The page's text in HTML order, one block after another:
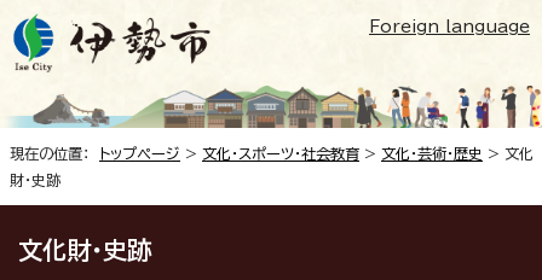
Foreign language
現在の位置： トップページ > 文化・スポーツ・社会教育 > 文化・芸術・歴史 > 文化
財・史跡
文化財・史跡